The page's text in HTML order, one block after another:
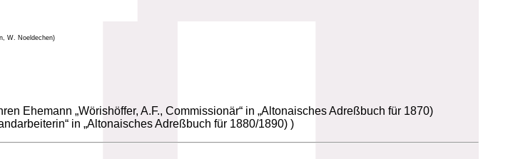
W. Noeldechen)
Ehemann „Wörishöffer, A.F., Commissionär“ in „Altonaisches Adreßbuch für 1870)
in „Altonaisches Adreßbuch für 1880/1890) )